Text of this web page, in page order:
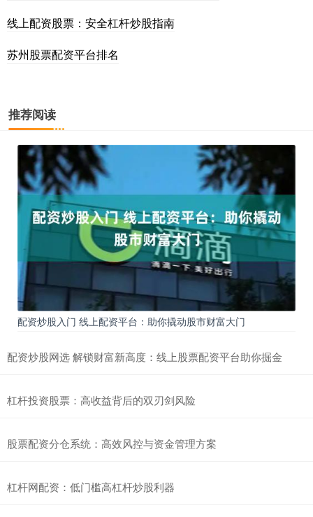
线上配资股票：安全杠杆炒股指南
苏州股票配资平台排名
推荐阅读
配资炒股入门 线上配资平台：助你撬动股市财富大门
配资炒股网选 解锁财富新高度：线上股票配资平台助你掘金
杠杆投资股票：高收益背后的双刃剑风险
股票配资分仓系统：高效风控与资金管理方案
杠杆网配资：低门槛高杠杆炒股利器